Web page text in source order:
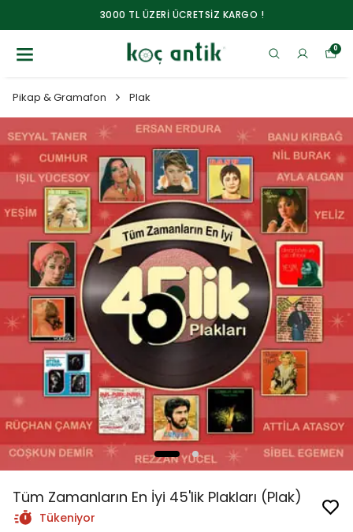
3000 TL ÜZERİ ÜCRETSİZ KARGO !
0
Pikap & Gramafon Plak
Tüm Zamanların En İyi 45'lik Plakları (Plak)
Tükeniyor